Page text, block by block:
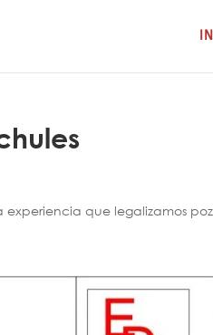
que legalizamos